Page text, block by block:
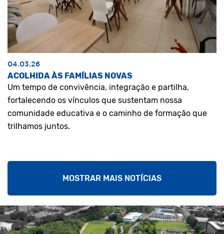
04.03.26
ACOLHIDA ÀS FAMÍLIAS NOVAS
Um tempo de convivência, integração e partilha,
fortalecendo os vínculos que sustentam nossa
comunidade educativa e o caminho de formação que
trilhamos juntos.
MOSTRAR MAIS NOTÍCIAS